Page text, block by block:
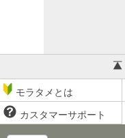
モラタメとは
カスタマーサポート